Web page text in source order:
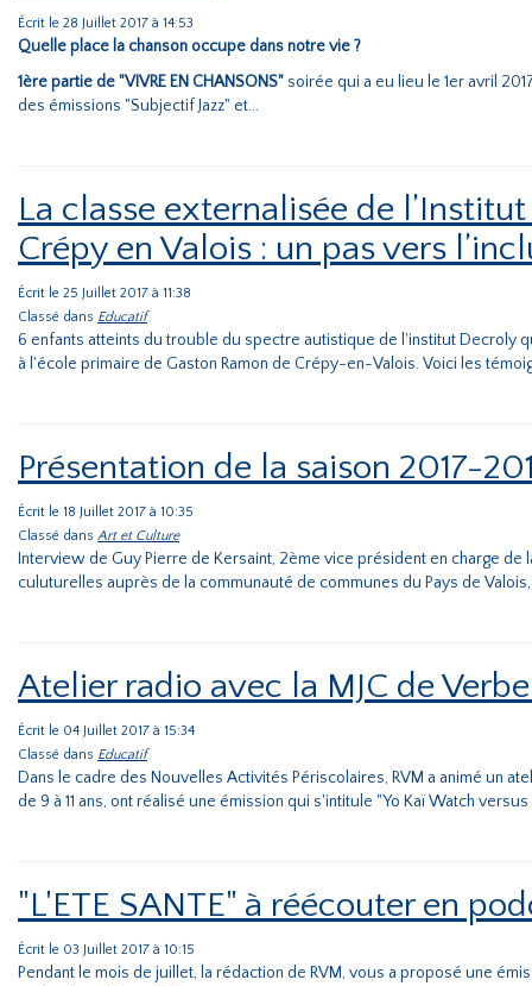
Écrit le 28 Juillet 2017 à 14:53
Quelle place la chanson occupe dans notre vie ?
1ère partie de "VIVRE EN CHANSONS" soirée qui a eu lieu le 1er avril
des émissions "Subjectif Jazz" et...
La classe externalisée de
Crépy en Valois : un pas vers
Écrit le 25 Juillet 2017 à 11:38
Classé dans Educatif
6 enfants atteints du trouble du spectre autistique de l'institut Decroly
à l'école primaire de Gaston Ramon de Crépy-en-Valois. Voici les
Présentation de la saison 2017-
Écrit le 18 Juillet 2017 à 10:35
Classé dans Art et Culture
Interview de Guy Pierre de Kersaint, 2ème vice président en charge
culuturelles auprès de la communauté de communes du Pays de
Atelier radio avec la MJC de
Écrit le 04 Juillet 2017 à 15:34
Classé dans Educatif
Dans le cadre des Nouvelles Activités Périscolaires, RVM a animé un
de 9 à 11 ans, ont réalisé une émission qui s'intitule "Yo Kaï Watch versus
"L'ETE SANTE" à réécouter en
Écrit le 03 Juillet 2017 à 10:15
Pendant le mois de juillet, la rédaction de RVM, vous a proposé une